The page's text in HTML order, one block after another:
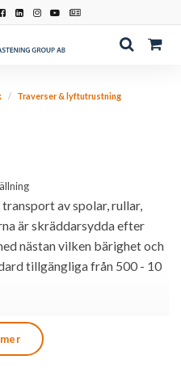
Traverser & lyftutrustning
av spolar, rullar,
är skräddarsydda efter
nästan vilken bärighet och
tillgängliga från 500 - 10